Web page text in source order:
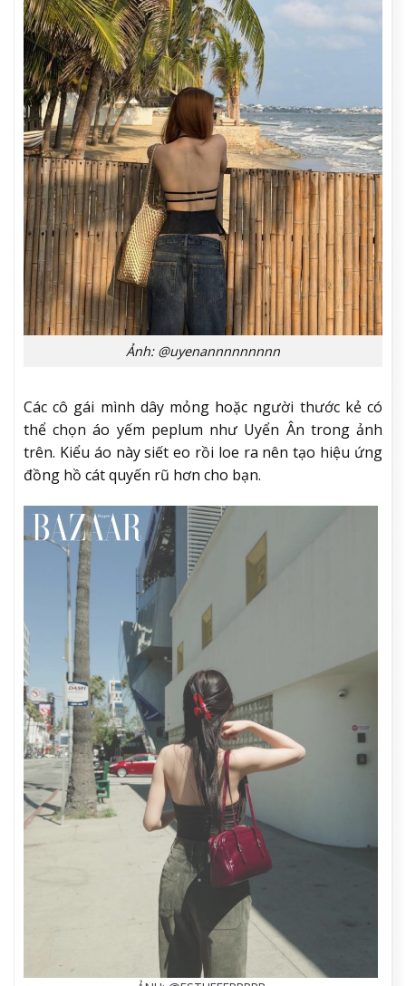
Ảnh: @uyenannnnnnnnn
Các cô gái mình dây mỏng hoặc người thước kẻ có
thể chọn áo yếm peplum như Uyển Ân trong ảnh
trên. Kiểu áo này siết eo rồi loe ra nên tạo hiệu ứng
đồng hồ cát quyến rũ hơn cho bạn.